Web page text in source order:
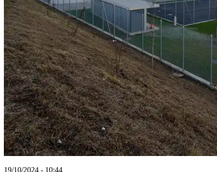
19/10/2024 - 10:44